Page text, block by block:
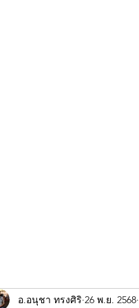
เครื่อง
อ.อนุชา ทรงศิริ 26 พ.ย. 2568